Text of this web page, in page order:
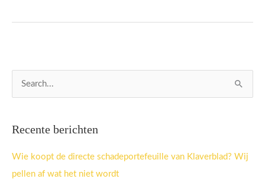
n
a
Recente berichten
Wie koopt de directe schadeportefeuille van Klaverblad? Wij
pellen af wat het niet wordt